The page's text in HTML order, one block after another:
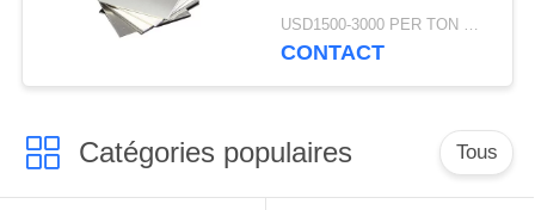
pureté 4x8 épaisse de
100mm la grande
USD1500-3000 PER TON MOQ:1Ton
CONTACT
Catégories populaires Tous